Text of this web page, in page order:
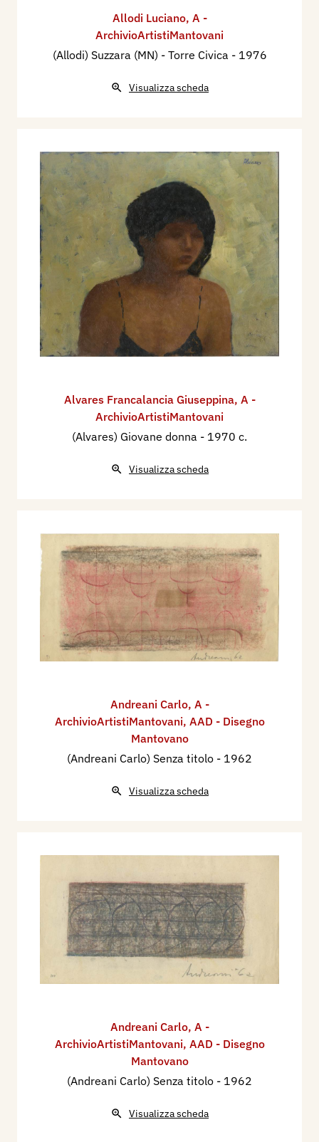
Allodi Luciano, A -
ArchivioArtistiMantovani
(Allodi) Suzzara (MN) - Torre Civica - 1976
Visualizza scheda
Alvares Francalancia Giuseppina, A -
ArchivioArtistiMantovani
(Alvares) Giovane donna - 1970 c.
Visualizza scheda
Andreani Carlo, A -
ArchivioArtistiMantovani, AAD - Disegno
Mantovano
(Andreani Carlo) Senza titolo - 1962
Visualizza scheda
Andreani Carlo, A -
ArchivioArtistiMantovani, AAD - Disegno
Mantovano
(Andreani Carlo) Senza titolo - 1962
Visualizza scheda